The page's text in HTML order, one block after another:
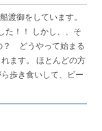
御をしています。
た！！ しかし、、そ
？ どうやって始まる
ます。 ほとんどの方
歩き食いして、ビー